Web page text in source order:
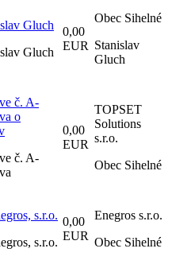
Gluch
Gluch
0,00
EUR
Obec Sihelné
Stanislav
Gluch
č. A-
o
č. A-
0,00
EUR
TOPSET
Solutions
s.r.o.
Obec Sihelné
s.r.o.
s.r.o.
0,00
EUR
Enegros s.r.o.
Obec Sihelné